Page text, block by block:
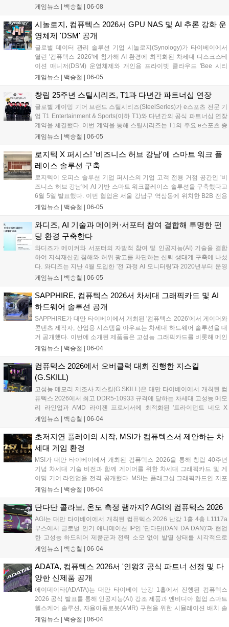
하며, 개인용 PC 시장을 겨냥한 '엔비디아 RTX 스파크(RTX Spark) PC'
어링 협력을 기반으로 최첨단 모델 훈련부터 차세대 PC 및 로보틱스 컴
퓨팅 플랫폼까지 아우르는 고성능 반도체 생태계를 구축할 방침이다....
게임뉴스 | 백승철 06-08
시놀로지, 컴퓨텍스 2026서 GPU NAS 및 AI 추론 강화 운
영체제 'DSM' 공개
글로벌 데이터 관리 솔루션 기업 시놀로지(Synology)가 타이베이에서
열린 '컴퓨텍스 2026'에 참가해 AI 환경에 최적화된 차세대 디스크스테
이션 매니저(DSM) 운영체제와 개인용 프라이빗 클라우드 'Bee 시리
즈'를 포함한 신규 라인업을 전격 공개했다. 이번 신제품군은 하드웨어
것이 특징이다. 대용량 미디어 파일 백업이 잦은 크리에이터와 게이머,
그리고 엔터프라이즈 인프라를 아우르는 차세대 데이터 생태계를 구축
하겠다는 전략이다....
게임뉴스 | 백승철 06-05
창립 25주년 스틸시리즈, T1과 다년간 파트너십 연장
글로벌 게이밍 기어 브랜드 스틸시리즈(SteelSeries)가 e스포츠 전문 기
업 T1 Entertainment & Sports(이하 T1)와 다년간의 공식 파트너십 연장
계약을 체결했다. 이번 계약을 통해 스틸시리즈는 T1의 주요 e스포츠 종
목인 리그 오브 레전드(LoL)와 발로란트(VALORANT) 팀 소속 선수들에
는 향후 제품 테스트와 마케팅 활동 등 다양한 프로젝트에서 협력하며
프리미엄 게이밍 기어의 기술 우수성을 강화할 방침이다....
게임뉴스 | 백승철 06-05
로지텍 X 퍼시스! '비즈니스 허브 강남'에 스마트 워크 플
레이스 솔루션 구축
로지텍이 오피스 솔루션 기업 퍼시스의 기업 고객 전용 거점 공간인 '비
즈니스 허브 강남'에 AI 기반 스마트 워크플레이스 솔루션을 구축했다고
6월 5일 발표했다. 이번 협업은 서울 강남구 역삼동에 위치한 B2B 전용
공간에서 실제 업무 및 고객 상담 환경을 기반으로 진행됐다. 로지텍은
솔루션을 도입해 하이브리드 업무 환경에 맞춘 스마트 협업 환경을 구현
했다. 퍼시스의 '비즈니스 허브 강남'은 강남업무지구(GBD) 내 기업 고객
에게 실제 업무 환경 기반의 오피스 경험을 제공하는 실사용 기반 공간
이다. 퍼시스 직원들의 실제 근무 공간과 고객 체험 및 상담 공간으로 운
영되어, 방문 고객이 로지텍의 화상회의 솔루션이 적용된 업무 환경을
직접 확인하고 자사에 적합한 구축 방향을 검토할 수 있도록 했다....
게임뉴스 | 백승철 06-05
와디즈, AI 기술과 메이커·서포터 참여 결합해 투명한 펀
딩 환경 구축한다
와디즈가 메이커와 서포터의 자발적 참여 및 인공지능(AI) 기술을 결합
하여 지식재산권 침해와 허위 광고를 차단하는 신뢰 생태계 구축에 나섰
다. 와디즈는 지난 4월 도입한 '전 과정 AI 모니터링'과 2020년부터 운영
해 온 이용자 신고하기 기능을 연계해 기술적 탐지가 어려운 이미지 무
있다. 이번 시스템 고도화를 통해 창작자의 독창적인 아이디어가 무단
도용되는 피해를 예방하고, 플랫폼 운영의 투명성을 한층 높일 전망이
다....
게임뉴스 | 백승철 06-05
SAPPHIRE, 컴퓨텍스 2026서 차세대 그래픽카드 및 AI
하드웨어 솔루션 공개
SAPPHIRE가 대만 타이베이에서 개최된 '컴퓨텍스 2026'에서 게이머와
콘텐츠 제작자, 산업용 시스템을 아우르는 차세대 하드웨어 솔루션을 대
거 공개했다. 이번에 소개된 제품들은 고성능 그래픽카드를 비롯해 메인
보드, 임베디드 플랫폼, AI 기반 솔루션 등으로 구성됐다. 특히 고사양 게
하는 독자적인 냉각 기술이 적용되었다....
게임뉴스 | 백승철 06-04
컴퓨텍스 2026에서 오버클럭 대회 진행한 지스킬
(G.SKILL)
고성능 메모리 제조사 지스킬(G.SKILL)은 대만 타이베이에서 개최된 컴
퓨텍스 2026에서 최고 DDR5-10933 규격에 달하는 차세대 고성능 메모
리 라인업과 AMD 라이젠 프로세서에 최적화된 '트라이던트 네오 X
RGB' 시리즈를 대거 공개했다. 지스킬은 난강 1홀 메인 부스에 '익스트
위한 메모리 오버클럭 대회를 진행했다. 브랜드의 오버클럭 기술 제고
방향성을 보여주는 이번 전시에서는 고사양 게임 환경과 극한의 연산 환
경을 겨냥한 다채로운 튜닝 PC 및 고성능 메모리가 구동되는 모습이 실
시간으로 시연됐다....
게임뉴스 | 백승철 06-04
초저지연 플레이의 시작, MSI가 컴퓨텍스서 제안하는 차
세대 게임 환경
MSI가 대만 타이베이에서 개최된 컴퓨텍스 2026을 통해 창립 40주년
기념 차세대 기술 비전과 함께 게이머를 위한 차세대 그래픽카드 및 게
이밍 기어 라인업을 전격 공개했다. MSI는 플래그십 그래픽카드인 지포
스 RTX 5090 32G 라이트닝 Z를 비롯해 초저지연 입력 환경을 지원하는
WiFi 7 게이밍 라우터 등을 선보이며 게임 플레이 환경 최적화를 위한 풀
스택 통합 역량을 입증했다....
게임뉴스 | 백승철 06-04
단다단 콜라보, 온도 측정 램까지? AGI의 컴퓨텍스 2026
AGI는 대만 타이베이에서 개최된 컴퓨텍스 2026 난강 1홀 4층 L1117a
부스에서 글로벌 인기 애니메이션 IP인 '단다단(DAN DA DAN)'과 협업
한 고성능 하드웨어 제품군과 전력 소모 없이 발열 상태를 시각적으로
확인할 수 있는 '큐 시리즈 서모크로믹 테크' 색상 감지 방열판 기술을 공
SSD 라인업은 게이머들의 시스템 로딩 속도 단축 및 안정적인 발열 제
어 환경을 제공할 것으로 기대된다....
게임뉴스 | 백승철 06-04
ADATA, 컴퓨텍스 2026서 '인왕3' 공식 파트너 선정 및 다
양한 신제품 공개
에이데이타(ADATA)는 대만 타이베이 난강 1홀에서 진행된 컴퓨텍스
2026 공식 발표를 통해 인공지능(AI) 강조 제품과 엔비디아 협업 스마트
헬스케어 솔루션, 자율이동로봇(AMR) 구현을 위한 시뮬레이션 배치 솔
루션을 전시했다. 이와 함께 게이머를 위한 하드웨어 브랜드 XPG의 고
게임뉴스 | 백승철 06-04